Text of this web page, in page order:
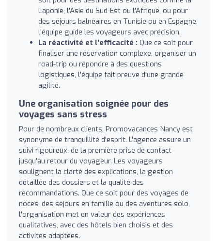
Laponie, l'Asie du Sud-Est ou l'Afrique, ou pour
des séjours balnéaires en Tunisie ou en Espagne,
l'équipe guide les voyageurs avec précision.
La réactivité et l'efficacité : Que ce soit pour
finaliser une réservation complexe, organiser un
road-trip ou répondre à des questions
logistiques, l'équipe fait preuve d'une grande
agilité.
Une organisation soignée pour des
voyages sans stress
Pour de nombreux clients, Promovacances Nancy est
synonyme de tranquillité d'esprit. L'agence assure un
suivi rigoureux, de la première prise de contact
jusqu'au retour du voyageur. Les voyageurs
soulignent la clarté des explications, la gestion
détaillée des dossiers et la qualité des
recommandations. Que ce soit pour des voyages de
noces, des séjours en famille ou des aventures solo,
l'organisation met en valeur des expériences
qualitatives, avec des hôtels bien choisis et des
activités adaptées.